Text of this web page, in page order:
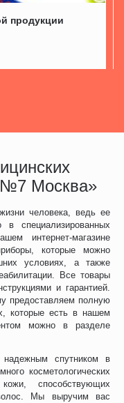
продукции
№7 Москва»
человека, ведь ее
в специализированных
интернет-магазине
которые можно
условиях, а также
Все товары
и гарантией.
предоставляем полную
которые есть в нашем
можно в разделе
спутником в
косметологических
способствующих
Мы выручим вас